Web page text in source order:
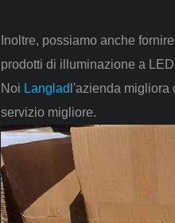
Inoltre, possiamo anche
prodotti di illuminazione a
Noi Langlad l'azienda
servizio migliore.